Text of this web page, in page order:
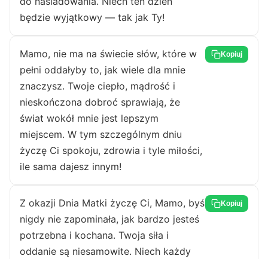
będzie wyjątkowy — tak jak Ty!
Mamo, nie ma na świecie słów, które w
pełni oddałyby to, jak wiele dla mnie
znaczysz. Twoje ciepło, mądrość i
nieskończona dobroć sprawiają, że
świat wokół mnie jest lepszym
miejscem. W tym szczególnym dniu
życzę Ci spokoju, zdrowia i tyle miłości,
ile sama dajesz innym!
Kopiuj
Z okazji Dnia Matki życzę Ci, Mamo, byś
nigdy nie zapominała, jak bardzo jesteś
potrzebna i kochana. Twoja siła i
oddanie są niesamowite. Niech każdy
Kopiuj